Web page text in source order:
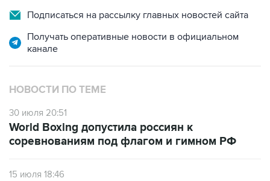
Подписаться на рассылку главных новостей сайта
Получать оперативные новости в официальном
канале
НОВОСТИ ПО ТЕМЕ
30 июля 20:51
World Boxing допустила россиян к
соревнованиям под флагом и гимном РФ
15 июля 18:46